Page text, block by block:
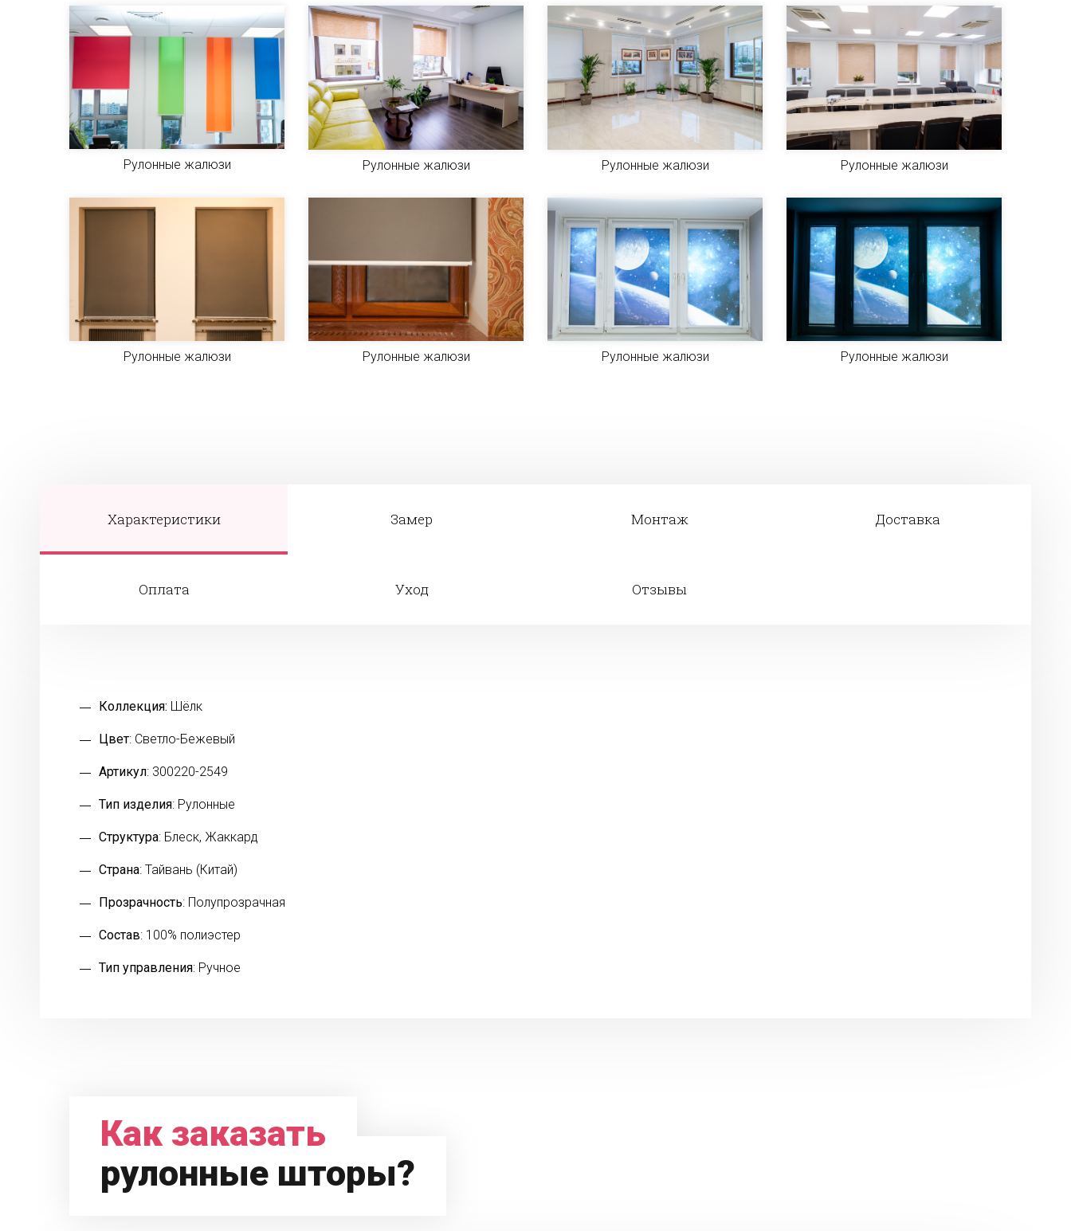
Рулонные жалюзи Рулонные жалюзи Рулонные жалюзи Рулонные жалюзи
Рулонные жалюзи Рулонные жалюзи Рулонные жалюзи Рулонные жалюзи
Характеристики Замер Монтаж Доставка
Оплата Уход Отзывы
Коллекция: Шёлк
Цвет: Светло-Бежевый
Артикул: 300220-2549
Тип изделия: Рулонные
Структура: Блеск, Жаккард
Страна: Тайвань (Китай)
Прозрачность: Полупрозрачная
Состав: 100% полиэстер
Тип управления: Ручное
Как заказать
рулонные шторы?